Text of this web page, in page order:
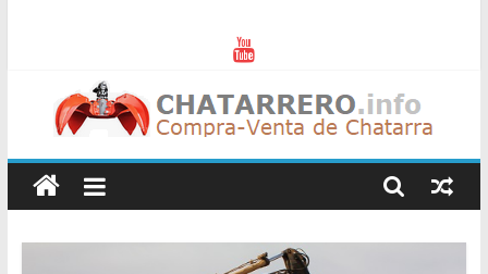
Chatarreros
–